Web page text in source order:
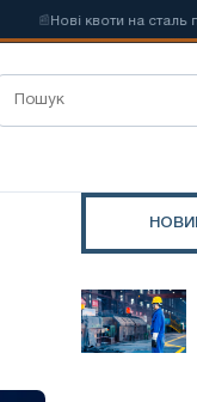
Нові квоти на сталь
Продажі
автомобілів
в